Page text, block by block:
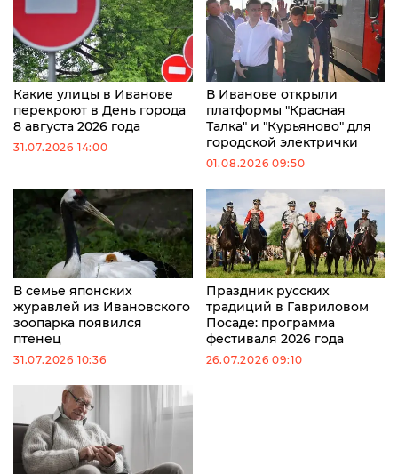
Какие улицы в Иванове
перекроют в День города
8 августа 2026 года
31.07.2026 14:00
В Иванове открыли
платформы "Красная
Талка" и "Курьяново" для
городской электрички
01.08.2026 09:50
В семье японских
журавлей из Ивановского
зоопарка появился
птенец
31.07.2026 10:36
Праздник русских
традиций в Гавриловом
Посаде: программа
фестиваля 2026 года
26.07.2026 09:10